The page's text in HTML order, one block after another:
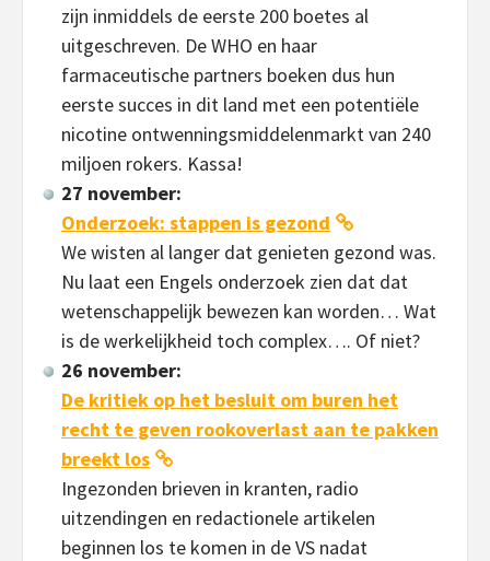
zijn inmiddels de eerste 200 boetes al
uitgeschreven. De WHO en haar
farmaceutische partners boeken dus hun
eerste succes in dit land met een potentiële
nicotine ontwenningsmiddelenmarkt van 240
miljoen rokers. Kassa!
27 november:
Onderzoek: stappen is gezond
We wisten al langer dat genieten gezond was.
Nu laat een Engels onderzoek zien dat dat
wetenschappelijk bewezen kan worden… Wat
is de werkelijkheid toch complex…. Of niet?
26 november:
De kritiek op het besluit om buren het
recht te geven rookoverlast aan te pakken
breekt los
Ingezonden brieven in kranten, radio
uitzendingen en redactionele artikelen
beginnen los te komen in de VS nadat